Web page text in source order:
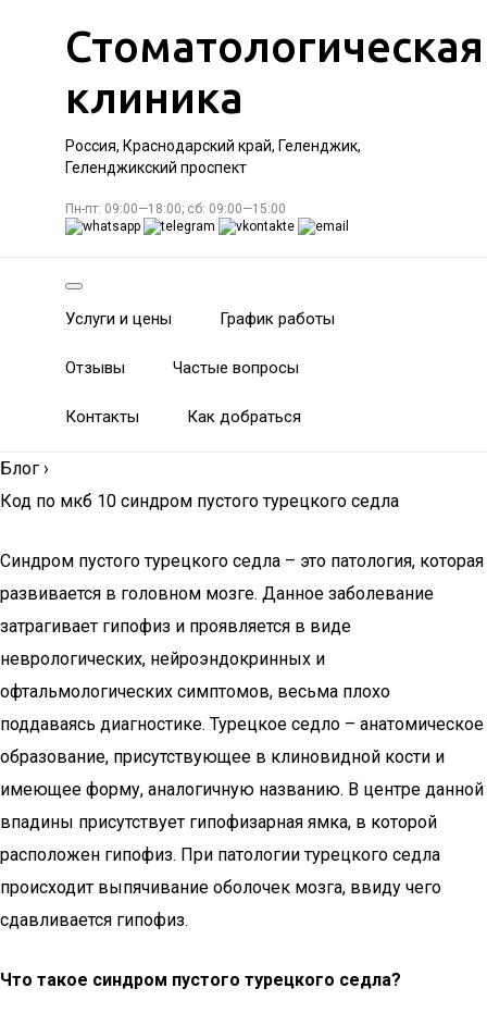
Стоматологическая
клиника
Россия, Краснодарский край, Геленджик,
Геленджикский проспект
Пн-пт: 09:00—18:00; сб: 09:00—15:00
Услуги и цены График работы
Отзывы Частые вопросы
Контакты Как добраться
Блог ›
Код по мкб 10 синдром пустого турецкого седла
Синдром пустого турецкого седла – это патология, которая
развивается в головном мозге. Данное заболевание
затрагивает гипофиз и проявляется в виде
неврологических, нейроэндокринных и
офтальмологических симптомов, весьма плохо
поддаваясь диагностике. Турецкое седло – анатомическое
образование, присутствующее в клиновидной кости и
имеющее форму, аналогичную названию. В центре данной
впадины присутствует гипофизарная ямка, в которой
расположен гипофиз. При патологии турецкого седла
происходит выпячивание оболочек мозга, ввиду чего
сдавливается гипофиз.
Что такое синдром пустого турецкого седла?